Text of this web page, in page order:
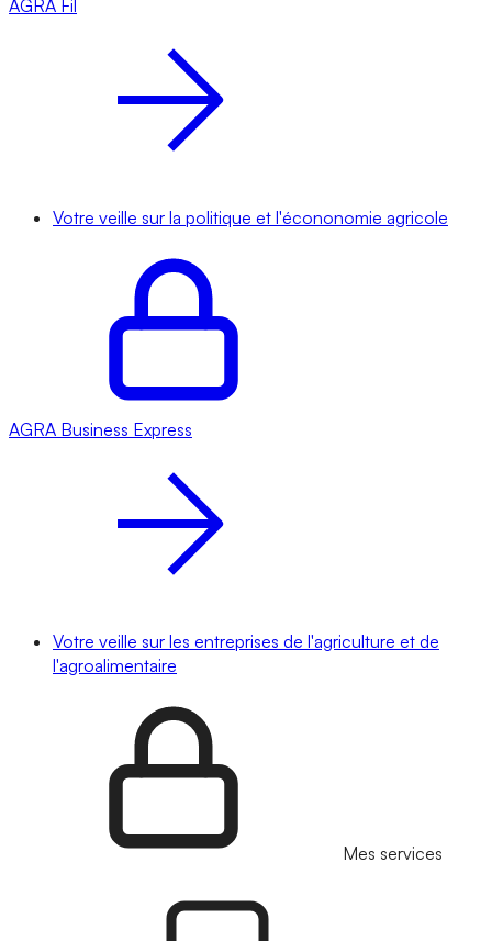
AGRA Fil
Votre veille sur la politique et l'écononomie agricole
AGRA Business Express
Votre veille sur les entreprises de l'agriculture et de
l'agroalimentaire
Mes services